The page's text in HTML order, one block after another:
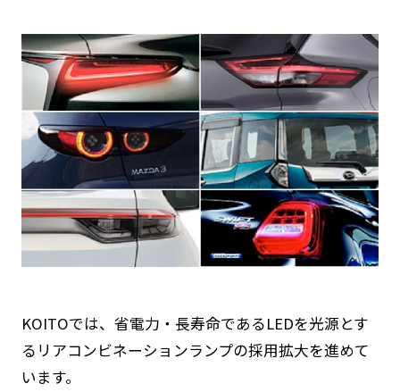
KOITOでは、省電力・長寿命であるLEDを光源とす
るリアコンビネーションランプの採用拡大を進めて
います。